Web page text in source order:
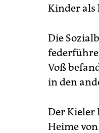
Kinder als
Die
Voß
in den
Der Kieler
Heime